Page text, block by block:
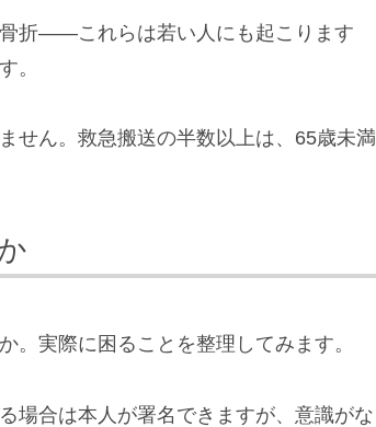
折——これらは若い人にも起こります
。
せん。救急搬送の半数以上は、65歳未満
。実際に困ることを整理してみます。
場合は本人が署名できますが、意識がな